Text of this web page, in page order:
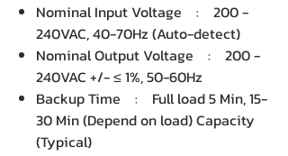
Nominal Input Voltage : 200 -
240VAC, 40-70Hz (Auto-detect)
Nominal Output Voltage : 200 -
240VAC +/- ≤ 1%, 50-60Hz
Backup Time : Full load 5 Min, 15-
30 Min (Depend on load) Capacity
(Typical)